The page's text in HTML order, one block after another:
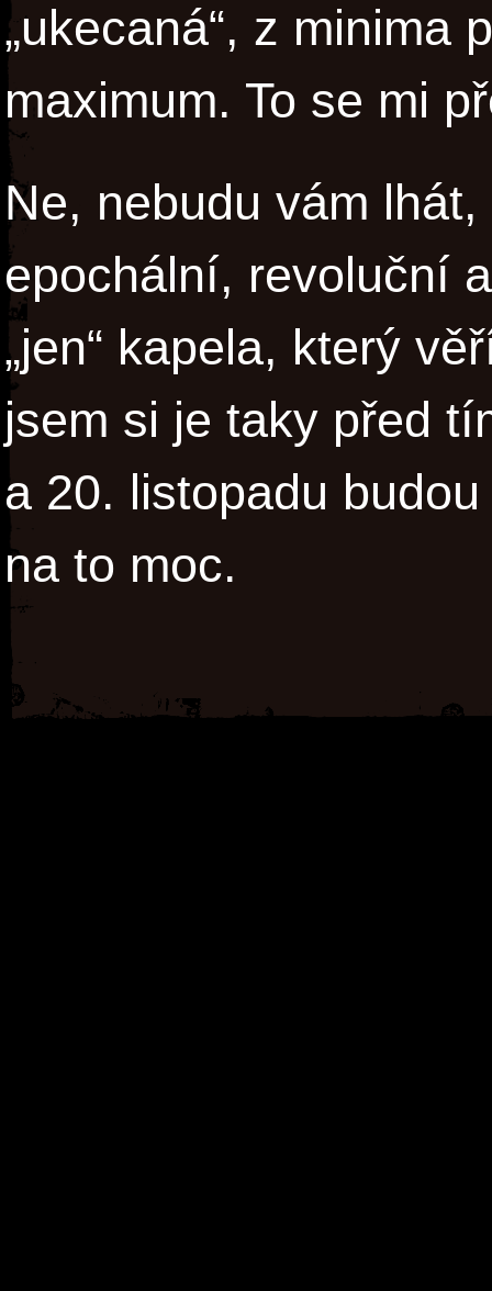
„ukecaná“, z minima
maximum. To se mi
Ne, nebudu vám
epochální, revoluční
„jen“ kapela, který
jsem si je taky před
a 20. listopadu
na to moc.